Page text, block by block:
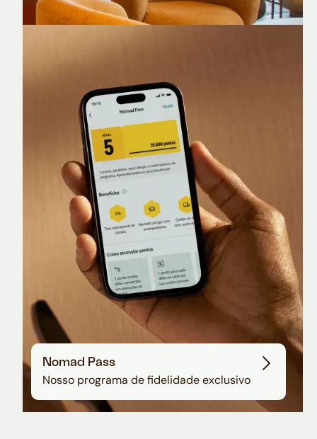
Nomad Lounge
Sala VIP no Aeroporto de Guarulhos
Nomad Pass
Nosso programa de fidelidade exclusivo